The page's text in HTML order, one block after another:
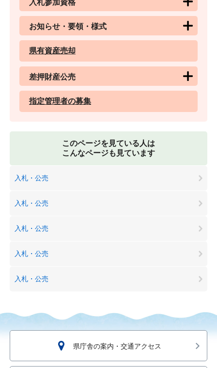
入札参加資格
お知らせ・要領・様式
県有資産売却
差押財産公売
指定管理者の募集
このページを見ている人は
こんなページも見ています
入札・公売
入札・公売
入札・公売
入札・公売
入札・公売
県庁舎の案内・交通アクセス